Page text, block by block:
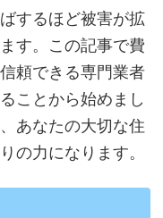
するほど被害が拡
す。この記事で費
頼できる専門業者
ことから始めまし
あなたの大切な住
の力になります。